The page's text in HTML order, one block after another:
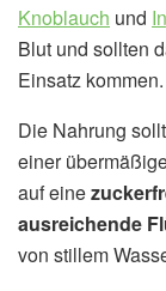
Knoblauch und
Blut und sollten
Einsatz kommen.
Die Nahrung
einer
auf eine
ausreichende
von stillem